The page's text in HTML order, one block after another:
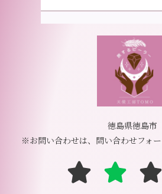
徳島県徳島市
※お問い合わせは、問い合わせフォ